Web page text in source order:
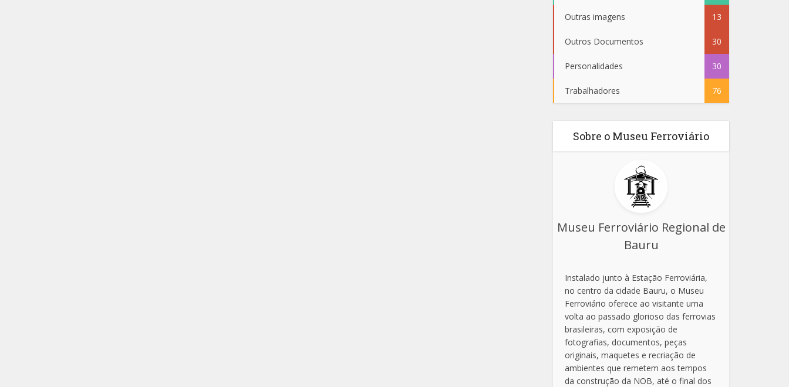
Outras imagens 13
Outros Documentos 30
Personalidades 30
Trabalhadores 76
Sobre o Museu Ferroviário
Museu Ferroviário Regional de
Bauru
Instalado junto à Estação Ferroviária,
no centro da cidade Bauru, o Museu
Ferroviário oferece ao visitante uma
volta ao passado glorioso das ferrovias
brasileiras, com exposição de
fotografias, documentos, peças
originais, maquetes e recriação de
ambientes que remetem aos tempos
da construção da NOB, até o final dos